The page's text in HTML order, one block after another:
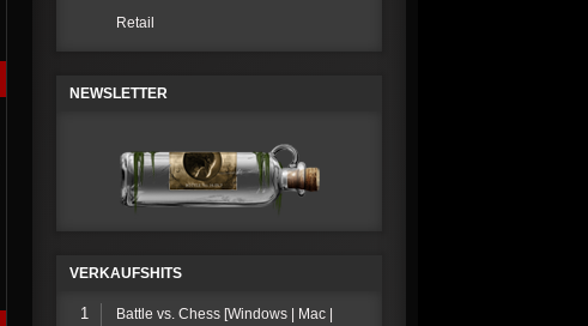
Retail
NEWSLETTER
VERKAUFSHITS
1
Battle vs. Chess [Windows | Mac |